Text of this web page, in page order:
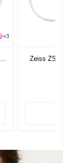
+3
Zeiss